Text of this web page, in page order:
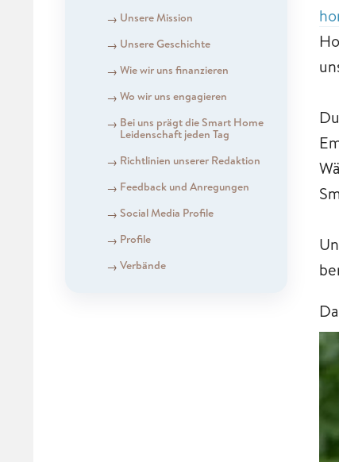
Unsere Mission
Unsere Geschichte
Wie wir uns finanzieren
Wo wir uns engagieren
Bei uns prägt die Smart Home
Leidenschaft jeden Tag
Richtlinien unserer Redaktion
Feedback und Anregungen
Social Media Profile
Profile
Verbände